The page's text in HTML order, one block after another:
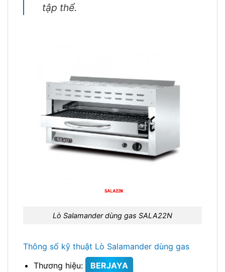
tập thể.
Lò Salamander dùng gas SALA22N
Thông số kỹ thuật Lò Salamander dùng gas
Thương hiệu:
BERJAYA